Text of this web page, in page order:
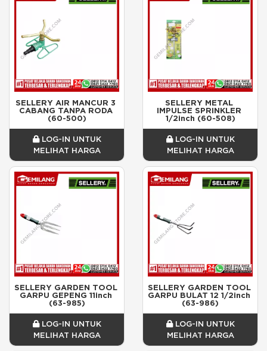
SELLERY AIR MANCUR 3
CABANG TANPA RODA
(60-500)
LOG-IN UNTUK
MELIHAT HARGA
SELLERY METAL
IMPULSE SPRINKLER
1/2inch (60-508)
LOG-IN UNTUK
MELIHAT HARGA
SELLERY GARDEN TOOL
GARPU GEPENG 11inch
(63-985)
LOG-IN UNTUK
MELIHAT HARGA
SELLERY GARDEN TOOL
GARPU BULAT 12 1/2inch
(63-986)
LOG-IN UNTUK
MELIHAT HARGA